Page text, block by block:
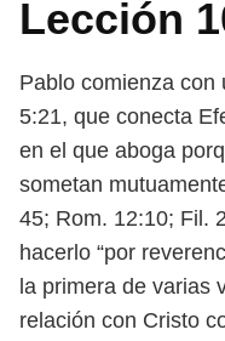
Lección
Pablo comienza con
5:21, que conecta
en el que aboga
sometan
45; Rom. 12:10; Fil.
hacerlo “por
la primera de varias
relación con Cristo